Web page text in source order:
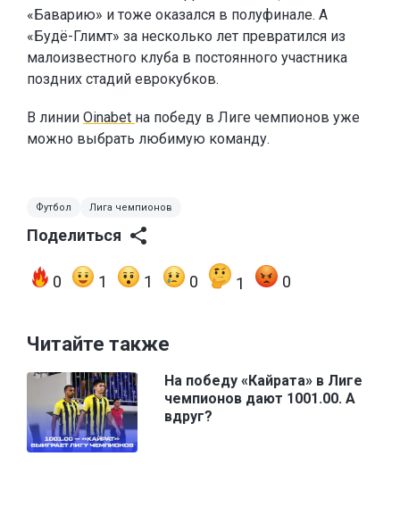
«Баварию» и тоже оказался в полуфинале. А
«Будё-Глимт» за несколько лет превратился из
малоизвестного клуба в постоянного участника
поздних стадий еврокубков.
В линии Oinabet на победу в Лиге чемпионов уже
можно выбрать любимую команду.
Футбол Лига чемпионов
Поделиться
0 1 1 0 1 0
Читайте также
На победу «Кайрата» в Лиге
чемпионов дают 1001.00. А
вдруг?